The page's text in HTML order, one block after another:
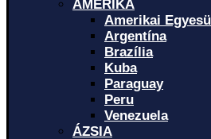
AMERIKA
Amerikai
Argentína
Brazília
Kuba
Paraguay
Peru
Venezuela
ÁZSIA